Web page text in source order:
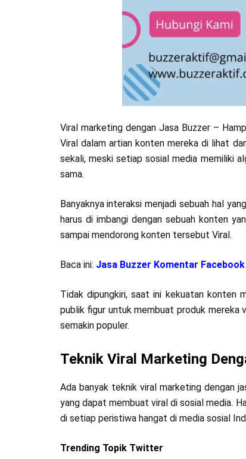
Viral marketing dengan Jasa Buzzer –
Viral dalam artian konten mereka di lihat
sekali, meski setiap sosial media memiliki
sama.
Banyaknya interaksi menjadi sebuah hal
harus di imbangi dengan sebuah konten
sampai mendorong konten tersebut Viral.
Baca ini: Jasa Buzzer Komentar Facebook
Tidak dipungkiri, saat ini kekuatan konten
publik figur untuk membuat produk mereka
semakin populer.
Teknik Viral Marketing
Ada banyak teknik viral marketing dengan
yang dapat membuat viral di sosial media.
di setiap peristiwa hangat di media sosial
Trending Topik Twitter